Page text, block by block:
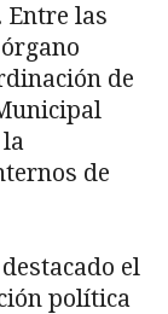
Entre las
de
de
el
política